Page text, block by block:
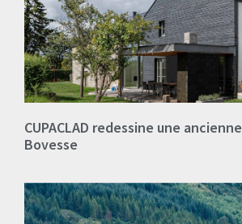
CUPACLAD redessine une
Bovesse